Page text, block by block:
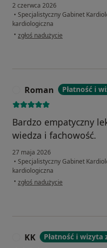
2 czerwca 2026
• Specjalistyczny Gabinet
kardiologiczna
• w opinii użytkownika Wiesław W
zgłoś nadużycie
Roman Płatność i
Bardzo empatyczny
wiedza i fachowość.
27 maja 2026
• Specjalistyczny Gabinet
kardiologiczna
• w opinii użytkownika Roman
zgłoś nadużycie
KK Płatność i